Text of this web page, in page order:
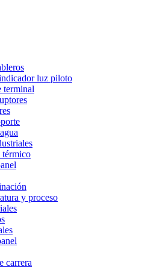
luz piloto
terminal
térmico
y proceso
carrera